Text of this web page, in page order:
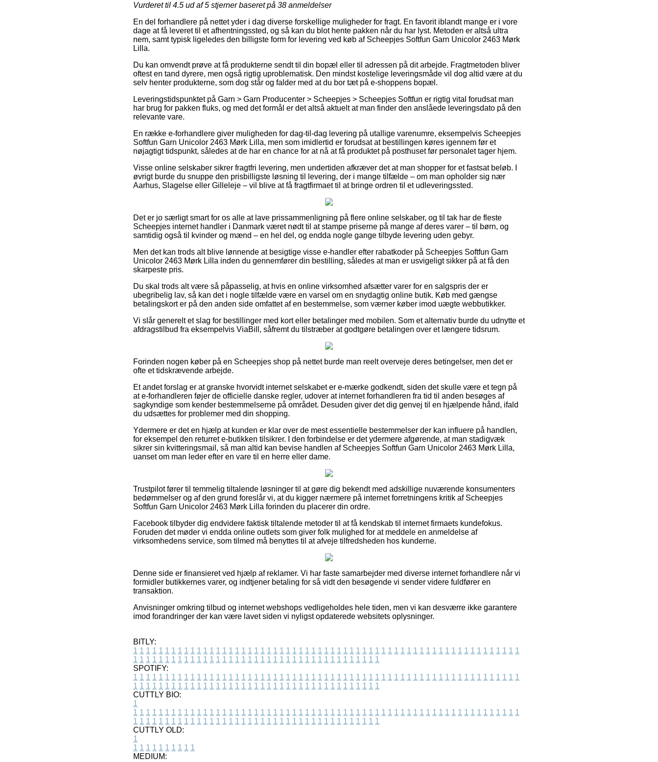
Vurderet til 4.5 ud af 5 stjerner baseret på 38 anmeldelser
En del forhandlere på nettet yder i dag diverse forskellige muligheder for fragt. En favorit iblandt mange er i vore
dage at få leveret til et afhentningssted, og så kan du blot hente pakken når du har lyst. Metoden er altså ultra
nem, samt typisk ligeledes den billigste form for levering ved køb af Scheepjes Softfun Garn Unicolor 2463 Mørk
Lilla.
Du kan omvendt prøve at få produkterne sendt til din bopæl eller til adressen på dit arbejde. Fragtmetoden bliver
oftest en tand dyrere, men også rigtig uproblematisk. Den mindst kostelige leveringsmåde vil dog altid være at du
selv henter produkterne, som dog står og falder med at du bor tæt på e-shoppens bopæl.
Leveringstidspunktet på Garn > Garn Producenter > Scheepjes > Scheepjes Softfun er rigtig vital forudsat man
har brug for pakken fluks, og med det formål er det altså aktuelt at man finder den anslåede leveringsdato på den
relevante vare.
En række e-forhandlere giver muligheden for dag-til-dag levering på utallige varenumre, eksempelvis Scheepjes
Softfun Garn Unicolor 2463 Mørk Lilla, men som imidlertid er forudsat at bestillingen køres igennem før et
nøjagtigt tidspunkt, således at de har en chance for at nå at få produktet på posthuset før personalet tager hjem.
Visse online selskaber sikrer fragtfri levering, men undertiden afkræver det at man shopper for et fastsat beløb. I
øvrigt burde du snuppe den prisbilligste løsning til levering, der i mange tilfælde – om man opholder sig nær
Aarhus, Slagelse eller Gilleleje – vil blive at få fragtfirmaet til at bringe ordren til et udleveringssted.
Det er jo særligt smart for os alle at lave prissammenligning på flere online selskaber, og til tak har de fleste
Scheepjes internet handler i Danmark været nødt til at stampe priserne på mange af deres varer – til børn, og
samtidig også til kvinder og mænd – en hel del, og endda nogle gange tilbyde levering uden gebyr.
Men det kan trods alt blive lønnende at besigtige visse e-handler efter rabatkoder på Scheepjes Softfun Garn
Unicolor 2463 Mørk Lilla inden du gennemfører din bestilling, således at man er usvigeligt sikker på at få den
skarpeste pris.
Du skal trods alt være så påpasselig, at hvis en online virksomhed afsætter varer for en salgspris der er
ubegribelig lav, så kan det i nogle tilfælde være en varsel om en snydagtig online butik. Køb med gængse
betalingskort er på den anden side omfattet af en bestemmelse, som værner køber imod uægte webbutikker.
Vi slår generelt et slag for bestillinger med kort eller betalinger med mobilen. Som et alternativ burde du udnytte et
afdragstilbud fra eksempelvis ViaBill, såfremt du tilstræber at godtgøre betalingen over et længere tidsrum.
Forinden nogen køber på en Scheepjes shop på nettet burde man reelt overveje deres betingelser, men det er
ofte et tidskrævende arbejde.
Et andet forslag er at granske hvorvidt internet selskabet er e-mærke godkendt, siden det skulle være et tegn på
at e-forhandleren føjer de officielle danske regler, udover at internet forhandleren fra tid til anden besøges af
sagkyndige som kender bestemmelserne på området. Desuden giver det dig genvej til en hjælpende hånd, ifald
du udsættes for problemer med din shopping.
Ydermere er det en hjælp at kunden er klar over de mest essentielle bestemmelser der kan influere på handlen,
for eksempel den returret e-butikken tilsikrer. I den forbindelse er det ydermere afgørende, at man stadigvæk
sikrer sin kvitteringsmail, så man altid kan bevise handlen af Scheepjes Softfun Garn Unicolor 2463 Mørk Lilla,
uanset om man leder efter en vare til en herre eller dame.
Trustpilot fører til temmelig tiltalende løsninger til at gøre dig bekendt med adskillige nuværende konsumenters
bedømmelser og af den grund foreslår vi, at du kigger nærmere på internet forretningens kritik af Scheepjes
Softfun Garn Unicolor 2463 Mørk Lilla forinden du placerer din ordre.
Facebook tilbyder dig endvidere faktisk tiltalende metoder til at få kendskab til internet firmaets kundefokus.
Foruden det møder vi endda online outlets som giver folk mulighed for at meddele en anmeldelse af
virksomhedens service, som tilmed må benyttes til at afveje tilfredsheden hos kunderne.
Denne side er finansieret ved hjælp af reklamer. Vi har faste samarbejder med diverse internet forhandlere når vi
formidler butikkernes varer, og indtjener betaling for så vidt den besøgende vi sender videre fuldfører en
transaktion.
Anvisninger omkring tilbud og internet webshops vedligeholdes hele tiden, men vi kan desværre ikke garantere
imod forandringer der kan være lavet siden vi nyligst opdaterede websitets oplysninger.
BITLY:
1 1 1 1 1 1 1 1 1 1 1 1 1 1 1 1 1 1 1 1 1 1 1 1 1 1 1 1 1 1 1 1 1 1 1 1 1 1 1 1 1 1 1 1 1 1 1 1 1 1 1 1 1 1 1 1 1 1 1 1 1
1 1 1 1 1 1 1 1 1 1 1 1 1 1 1 1 1 1 1 1 1 1 1 1 1 1 1 1 1 1 1 1 1 1 1 1 1 1 1
SPOTIFY:
1 1 1 1 1 1 1 1 1 1 1 1 1 1 1 1 1 1 1 1 1 1 1 1 1 1 1 1 1 1 1 1 1 1 1 1 1 1 1 1 1 1 1 1 1 1 1 1 1 1 1 1 1 1 1 1 1 1 1 1 1
1 1 1 1 1 1 1 1 1 1 1 1 1 1 1 1 1 1 1 1 1 1 1 1 1 1 1 1 1 1 1 1 1 1 1 1 1 1 1
CUTTLY BIO:
1
1 1 1 1 1 1 1 1 1 1 1 1 1 1 1 1 1 1 1 1 1 1 1 1 1 1 1 1 1 1 1 1 1 1 1 1 1 1 1 1 1 1 1 1 1 1 1 1 1 1 1 1 1 1 1 1 1 1 1 1 1
1 1 1 1 1 1 1 1 1 1 1 1 1 1 1 1 1 1 1 1 1 1 1 1 1 1 1 1 1 1 1 1 1 1 1 1 1 1 1
CUTTLY OLD:
1
1 1 1 1 1 1 1 1 1 1
MEDIUM: